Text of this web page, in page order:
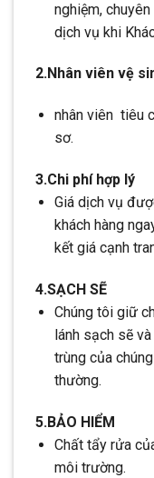
nghiệm,
dịch vụ khi
2.Nhân viên vệ
nhân viên tiêu
sơ.
3.Chi phí hợp lý
Giá dịch vụ
khách hàng
kết giá cạnh
4.SẠCH SẼ
Chúng tôi giữ
lánh sạch sẽ
trùng của
thường.
5.BẢO HIỂM
Chất tẩy rửa
môi trường.